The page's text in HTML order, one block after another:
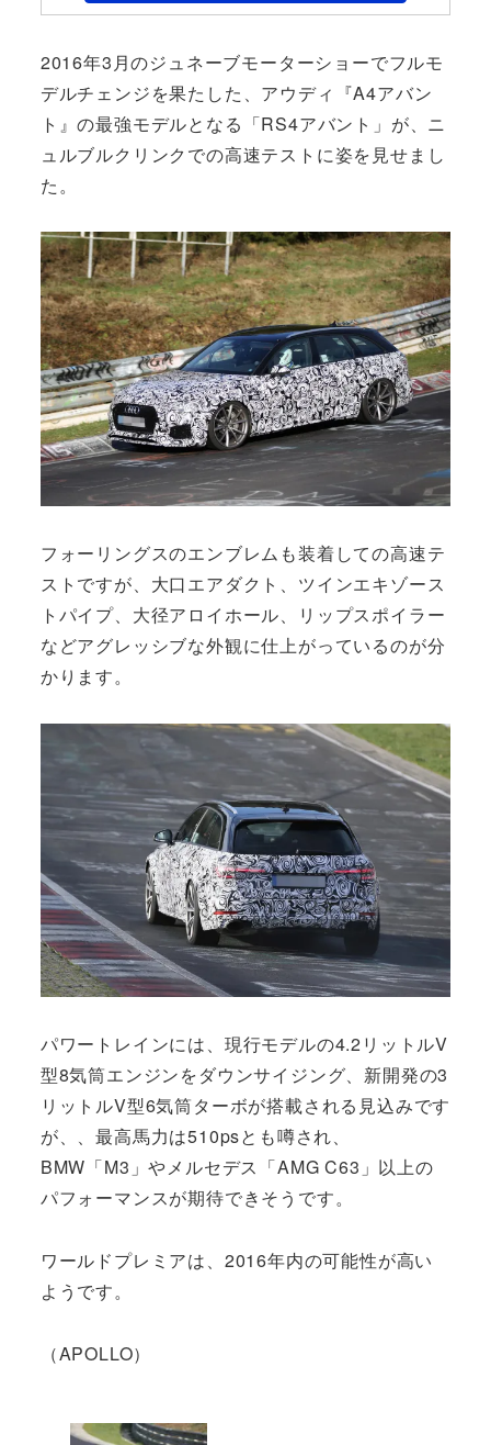
2016年3月のジュネーブモーターショーでフルモ
デルチェンジを果たした、アウディ『A4アバン
ト』の最強モデルとなる「RS4アバント」が、ニ
ュルブルクリンクでの高速テストに姿を見せまし
た。
フォーリングスのエンブレムも装着しての高速テ
ストですが、大口エアダクト、ツインエキゾース
トパイプ、大径アロイホール、リップスポイラー
などアグレッシブな外観に仕上がっているのが分
かります。
パワートレインには、現行モデルの4.2リットルV
型8気筒エンジンをダウンサイジング、新開発の3
リットルV型6気筒ターボが搭載される見込みです
が、、最高馬力は510psとも噂され、
BMW「M3」やメルセデス「AMG C63」以上の
パフォーマンスが期待できそうです。
ワールドプレミアは、2016年内の可能性が高い
ようです。
（APOLLO）